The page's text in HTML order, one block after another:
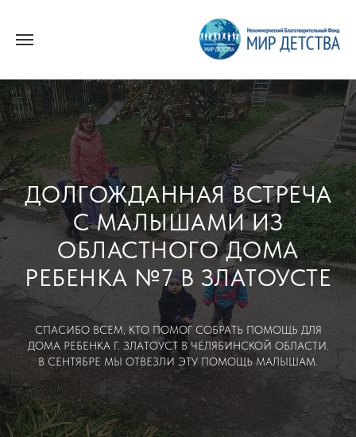
ДОЛГОЖДАННАЯ ВСТРЕЧА
С МАЛЫШАМИ ИЗ
ОБЛАСТНОГО ДОМА
РЕБЕНКА №7 В ЗЛАТОУСТЕ
СПАСИБО ВСЕМ, КТО ПОМОГ СОБРАТЬ ПОМОЩЬ ДЛЯ
ДОМА РЕБЕНКА Г. ЗЛАТОУСТ В ЧЕЛЯБИНСКОЙ ОБЛАСТИ.
В СЕНТЯБРЕ МЫ ОТВЕЗЛИ ЭТУ ПОМОЩЬ МАЛЫШАМ.